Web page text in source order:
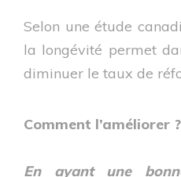
Selon une étude
la longévité permet
diminuer le taux de
Comment l’améliorer ?
En ayant une